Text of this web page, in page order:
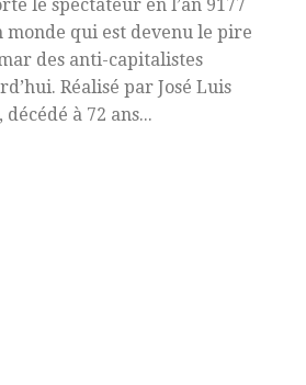
le spectateur en l’an 9177
monde qui est devenu le pire
des anti-capitalistes
Réalisé par José Luis
décédé à 72 ans...